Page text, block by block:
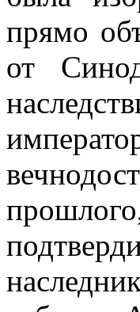
прямо
от